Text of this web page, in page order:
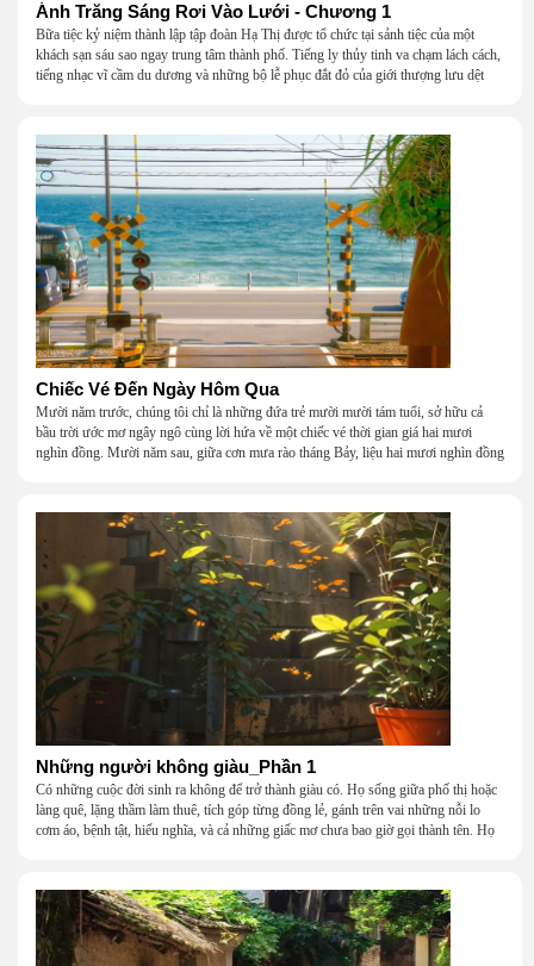
Ánh Trăng Sáng Rơi Vào Lưới - Chương 1
Bữa tiệc kỷ niệm thành lập tập đoàn Hạ Thị được tổ chức tại sảnh tiệc của một
khách sạn sáu sao ngay trung tâm thành phố. Tiếng ly thủy tinh va chạm lách cách,
tiếng nhạc vĩ cầm du dương và những bộ lễ phục đắt đỏ của giới thượng lưu dệt
Chiếc Vé Đến Ngày Hôm Qua
Mười năm trước, chúng tôi chỉ là những đứa trẻ mười mười tám tuổi, sở hữu cả
bầu trời ước mơ ngây ngô cùng lời hứa về một chiếc vé thời gian giá hai mươi
nghìn đồng. Mười năm sau, giữa cơn mưa rào tháng Bảy, liệu hai mươi nghìn đồng
Những người không giàu_Phần 1
Có những cuộc đời sinh ra không để trở thành giàu có. Họ sống giữa phố thị hoặc
làng quê, lặng thầm làm thuê, tích góp từng đồng lẻ, gánh trên vai những nỗi lo
cơm áo, bệnh tật, hiếu nghĩa, và cả những giấc mơ chưa bao giờ gọi thành tên. Họ
một mái nhà bằng lòng thương, bằng sự nhẫn nại và một niềm tin cũ kỹ rằng: dẫu
nghèo đến đâu, cũng còn có nhau để quay về.